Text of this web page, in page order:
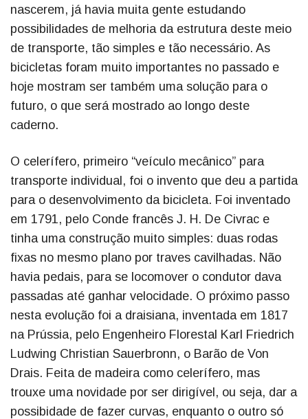
nascerem, já havia muita gente estudando
possibilidades de melhoria da estrutura deste meio
de transporte, tão simples e tão necessário. As
bicicletas foram muito importantes no passado e
hoje mostram ser também uma solução para o
futuro, o que será mostrado ao longo deste
caderno.
O celerífero, primeiro “veículo mecânico” para
transporte individual, foi o invento que deu a partida
para o desenvolvimento da bicicleta. Foi inventado
em 1791, pelo Conde francês J. H. De Civrac e
tinha uma construção muito simples: duas rodas
fixas no mesmo plano por traves cavilhadas. Não
havia pedais, para se locomover o condutor dava
passadas até ganhar velocidade. O próximo passo
nesta evolução foi a draisiana, inventada em 1817
na Prússia, pelo Engenheiro Florestal Karl Friedrich
Ludwing Christian Sauerbronn, o Barão de Von
Drais. Feita de madeira como celerífero, mas
trouxe uma novidade por ser dirigível, ou seja, dar a
possibidade de fazer curvas, enquanto o outro só